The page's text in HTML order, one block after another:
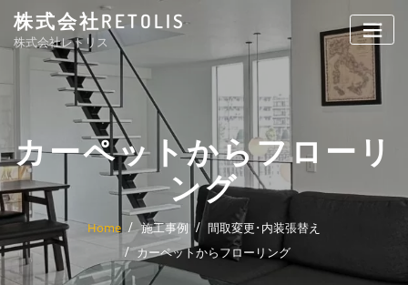
Skip
content
株式会社RETOLIS
株式会社レトリス
カーペットからフローリ
ング
Home 施工事例
間取変更･内装張替え
カーペットからフローリング